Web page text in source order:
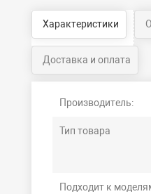
Характеристики
Доставка и оплата
Производитель:
Тип товара
Подходит к